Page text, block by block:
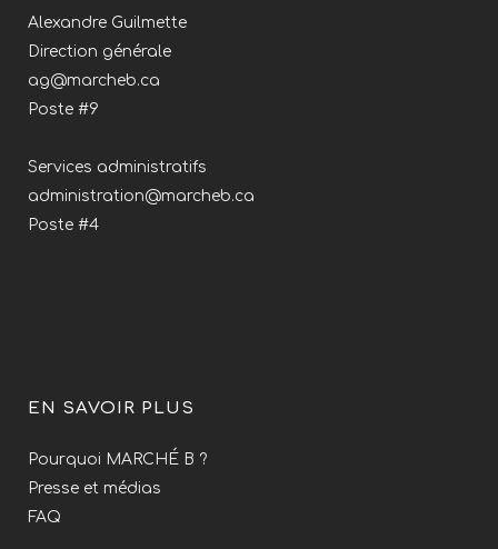
Alexandre Guilmette
Direction générale
ag@marcheb.ca
Poste #9
Services administratifs
administration@marcheb.ca
Poste #4
EN SAVOIR PLUS
Pourquoi MARCHÉ B ?
Presse et médias
FAQ